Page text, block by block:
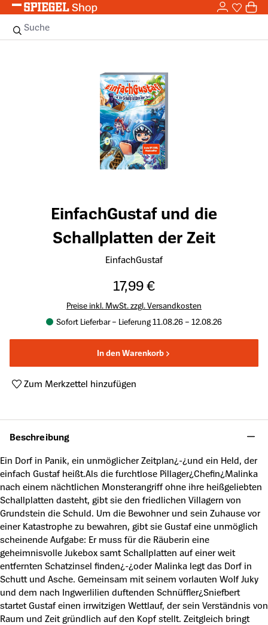
Zum Hauptinhalt springen 0
Suche
EinfachGustaf und die
Schallplatten der Zeit
EinfachGustaf
17,99 €
Preise inkl. MwSt. zzgl. Versandkosten
Sofort Lieferbar – Lieferung 11.08.26 – 12.08.26
In den Warenkorb
Zum Merkzettel hinzufügen
Beschreibung
Ein Dorf in Panik, ein unmöglicher Zeitplan¿-¿und ein Held, der
einfach Gustaf heißt.Als die furchtlose Pillager¿Chefin¿Malinka
nach einem nächtlichen Monsterangriff ohne ihre heißgeliebten
Schallplatten dasteht, gibt sie den friedlichen Villagern von
Grundstein die Schuld. Um die Bewohner und sein Zuhause vor
einer Katastrophe zu bewahren, gibt sie Gustaf eine unmöglich
scheinende Aufgabe: Er muss für die Räuberin eine
geheimnisvolle Jukebox samt Schallplatten auf einer weit
entfernten Schatzinsel finden¿-¿oder Malinka legt das Dorf in
Schutt und Asche. Gemeinsam mit seinem vorlauten Wolf Juky
und dem nach Ingwerlilien duftenden Schnüffler¿Sniefbert
startet Gustaf einen irrwitzigen Wettlauf, der sein Verständnis von
Raum und Zeit gründlich auf den Kopf stellt. Zeitgleich bringt